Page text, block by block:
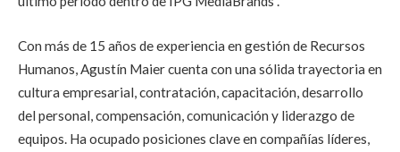
Con más de 15 años de experiencia en gestión de Recursos
Humanos, Agustín Maier cuenta con una sólida trayectoria en
cultura empresarial, contratación, capacitación, desarrollo
del personal, compensación, comunicación y liderazgo de
equipos. Ha ocupado posiciones clave en compañías líderes,